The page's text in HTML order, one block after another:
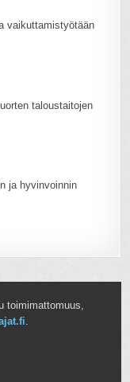
vaikuttamistyötään
taloustaitojen
ja hyvinvoinnin
toimimattomuus,
.